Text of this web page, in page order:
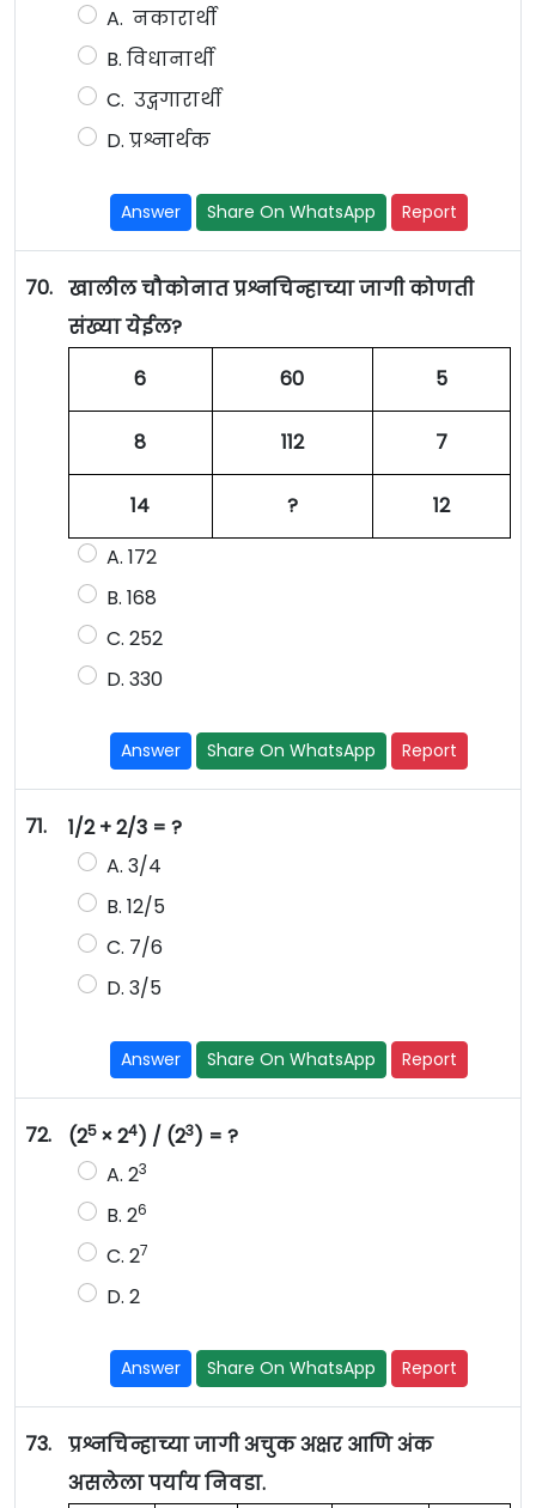
A. नकारार्थी
B. विधानार्थी
C. उद्गगारार्थी
D. प्रश्नार्थक
Answer Share On WhatsApp Report
70. खालील चौकोनात प्रश्नचिन्हाच्या जागी कोणती
संख्या येईल?
6
60 5
8 112 7
14 ?
12
A. 172
B. 168
C. 252
D. 330
Answer Share On WhatsApp Report
71.
1/2 + 2/3 = ?
A. 3/4
B. 12/5
C. 7/6
D. 3/5
Answer Share On WhatsApp Report
72. (25 × 24) / (23) = ?
A. 23
B. 26
C. 27
D. 2
Answer Share On WhatsApp Report
73.
प्रश्नचिन्हाच्या जागी अचुक अक्षर आणि अंक
असलेला पर्याय निवडा.